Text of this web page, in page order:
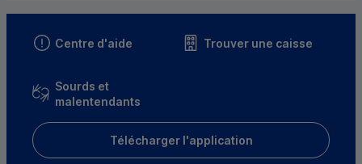
Centre d'aide Trouver une caisse
Sourds et
malentendants
Télécharger l'application